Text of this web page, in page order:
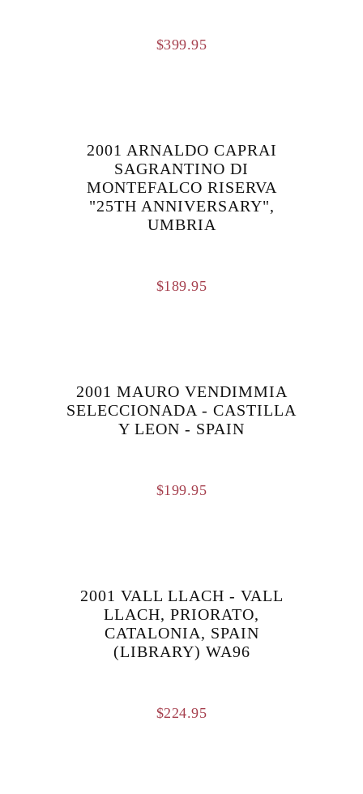
$399.95
2001 ARNALDO CAPRAI
SAGRANTINO DI
MONTEFALCO RISERVA
"25TH ANNIVERSARY",
UMBRIA
$189.95
2001 MAURO VENDIMMIA
SELECCIONADA - CASTILLA
Y LEON - SPAIN
$199.95
2001 VALL LLACH - VALL
LLACH, PRIORATO,
CATALONIA, SPAIN
(LIBRARY) WA96
$224.95